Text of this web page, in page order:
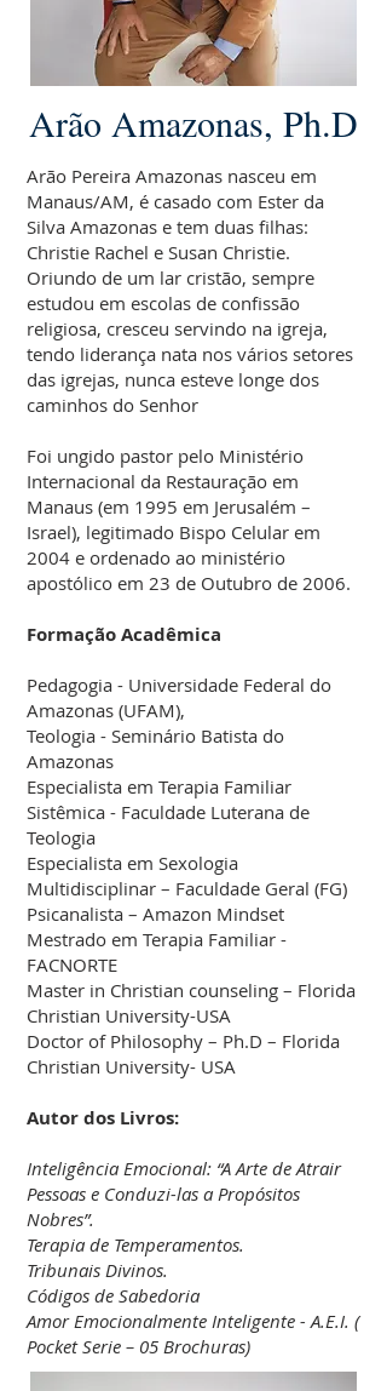
Arão Amazonas, Ph.D
Arão Pereira Amazonas nasceu em
Manaus/AM, é casado com Ester da
Silva Amazonas e tem duas filhas:
Christie Rachel e Susan Christie.
Oriundo de um lar cristão, sempre
estudou em escolas de confissão
religiosa, cresceu servindo na igreja,
tendo liderança nata nos vários setores
das igrejas, nunca esteve longe dos
caminhos do Senhor
Foi ungido pastor pelo Ministério
Internacional da Restauração em
Manaus (em 1995 em Jerusalém –
Israel), legitimado Bispo Celular em
2004 e ordenado ao ministério
apostólico em 23 de Outubro de 2006.
Formação Acadêmica
Pedagogia - Universidade Federal do
Amazonas (UFAM),
Teologia - Seminário Batista do
Amazonas
Especialista em Terapia Familiar
Sistêmica - Faculdade Luterana de
Teologia
Especialista em Sexologia
Multidisciplinar – Faculdade Geral (FG)
Psicanalista – Amazon Mindset
Mestrado em Terapia Familiar -
FACNORTE
Master in Christian counseling – Florida
Christian University-USA
Doctor of Philosophy – Ph.D – Florida
Christian University- USA
Autor dos Livros:
Inteligência Emocional: “A Arte de Atrair
Pessoas e Conduzi-las a Propósitos
Nobres”.
Terapia de Temperamentos.
Tribunais Divinos.
Códigos de Sabedoria
Amor Emocionalmente Inteligente - A.E.I. (
Pocket Serie – 05 Brochuras)